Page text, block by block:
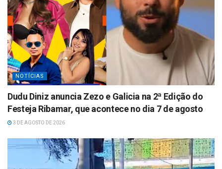
NOTÍCIAS
Dudu Diniz anuncia Zezo e Galicia na 2ª Edição do
Festeja Ribamar, que acontece no dia 7 de agosto
3 DE AGOSTO DE 2026